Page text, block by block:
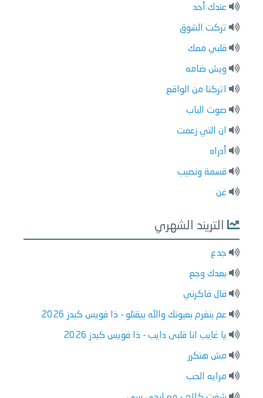
عندك أحد
تركت الشوق
قلبي معك
ويش ضامه
اتركنا من الواقع
صوت الباب
ان التي زعمت
أدراه
قسمة ونصيب
غن
التريند الشهري
جدع
بعدك وجع
قال فاكرني
عم بنغرم بعيونك والله بيقتلو - ذا فويس كيدز 2026
يا غايب انا قلبى دايب - ذا فويس كيدز 2026
مش هتكرر
مرايه الحب